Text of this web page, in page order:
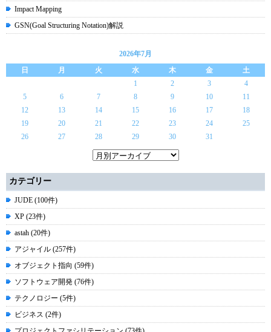
Impact Mapping
GSN(Goal Structuring Notation)解説
2026年7月
日
月 火 水 木 金
土
1
2 3
4
5
6 7 8 9 10
11
12
13 14 15 16 17
18
19
20 21 22 23 24
25
26
27 28 29 30 31
カテゴリー
JUDE (100件)
XP (23件)
astah (20件)
アジャイル (257件)
オブジェクト指向 (59件)
ソフトウェア開発 (76件)
テクノロジー (5件)
ビジネス (2件)